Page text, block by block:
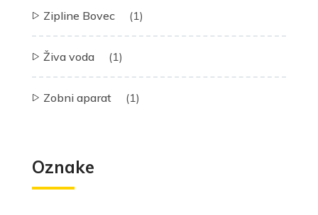
Zipline Bovec (1)
Živa voda (1)
Zobni aparat (1)
Oznake